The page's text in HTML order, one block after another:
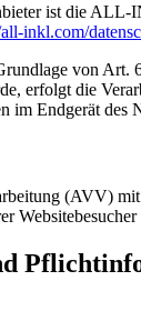
ist die
inkl.com/
von Art.
erfolgt die
im Endgerät
(AVV)